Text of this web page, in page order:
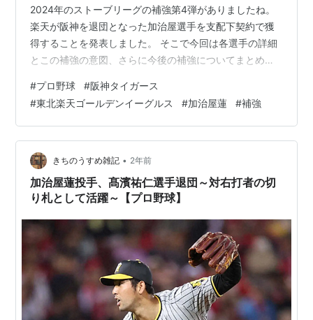
2024年のストーブリーグの補強第4弾がありましたね。
楽天が阪神を退団となった加治屋選手を支配下契約で獲
得することを発表しました。 そこで今回は各選手の詳細
とこの補強の意図、さらに今後の補強についてまとめた
各選手詳細 加治屋 蓮（32歳）185cm、90㎏、右投、投
手、プロ11年目 通算：試222、回201、防3.99、勝11、
H73、S1、振158 一軍：試13、回12、防4.50、勝2、
H3、振12 二軍：試29、回26.1、防0.68、勝2、S2、振
26 加治屋選手はJR九州からド…
#プロ野球 #阪神タイガース
#東北楽天ゴールデンイーグルス #加治屋蓮 #補強
きちのうすめ雑記 • 2年前
加治屋蓮投手、髙濱祐仁選手退団～対右打者の切
り札として活躍～【プロ野球】